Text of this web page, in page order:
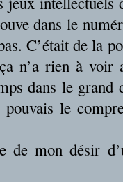
dans le
C’était de la
n’a rien à
dans le grand
le
de mon désir